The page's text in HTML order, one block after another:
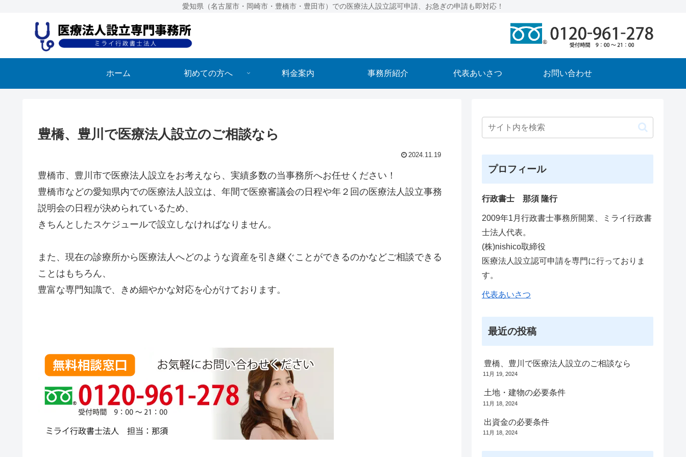
愛知県（名古屋市・岡崎市・豊橋市・豊田市）での医療法人設立認可申請、お急ぎの申請も即対応！
ホーム 初めての方へ 料金案内 事務所紹介 代表あいさつ お問い合わせ
豊橋、豊川で医療法人設立のご相談なら
2024.11.19
豊橋市、豊川市で医療法人設立をお考えなら、実績多数の当事務所へお任せください！
豊橋市などの愛知県内での医療法人設立は、年間で医療審議会の日程や年２回の医療法人設立事務
説明会の日程が決められているため、
きちんとしたスケジュールで設立しなければなりません。
また、現在の診療所から医療法人へどのような資産を引き継ぐことができるのかなどご相談できる
ことはもちろん、
豊富な専門知識で、きめ細やかな対応を心がけております。
プロフィール
行政書士 那須 隆行
2009年1月行政書士事務所開業、ミライ行政書
士法人代表。
(株)nishico取締役
医療法人設立認可申請を専門に行っておりま
す。
代表あいさつ
最近の投稿
豊橋、豊川で医療法人設立のご相談なら
11月 19, 2024
土地・建物の必要条件
11月 18, 2024
出資金の必要条件
11月 18, 2024